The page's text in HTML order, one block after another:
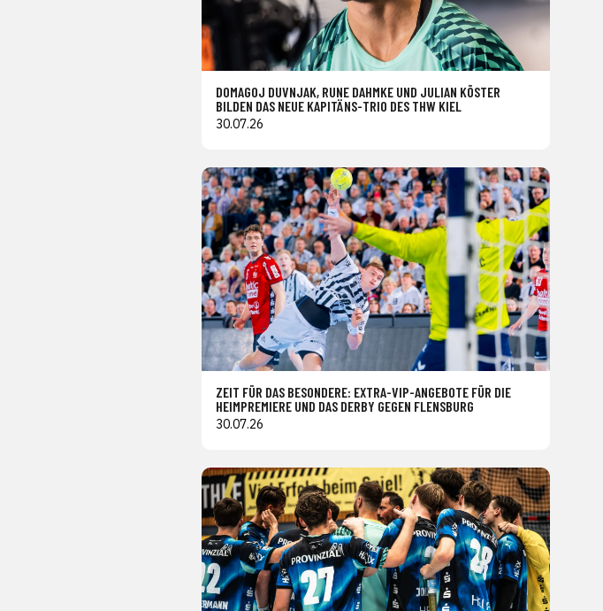
DOMAGOJ DUVNJAK, RUNE DAHMKE UND JULIAN KÖSTER
BILDEN DAS NEUE KAPITÄNS-TRIO DES THW KIEL
30.07.26
ZEIT FÜR DAS BESONDERE: EXTRA-VIP-ANGEBOTE FÜR DIE
HEIMPREMIERE UND DAS DERBY GEGEN FLENSBURG
30.07.26